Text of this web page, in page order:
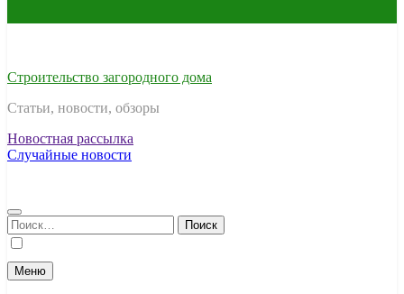
Строительство загородного дома
Статьи, новости, обзоры
Новостная рассылка
Случайные новости
Найти:
Меню